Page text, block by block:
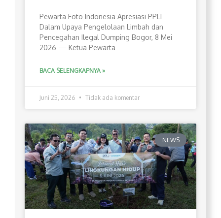
Pewarta Foto Indonesia Apresiasi PPLI
Dalam Upaya Pengelolaan Limbah dan
Pencegahan Ilegal Dumping Bogor, 8 Mei
2026 — Ketua Pewarta
BACA SELENGKAPNYA »
Juni 25, 2026 Tidak ada komentar
NEWS